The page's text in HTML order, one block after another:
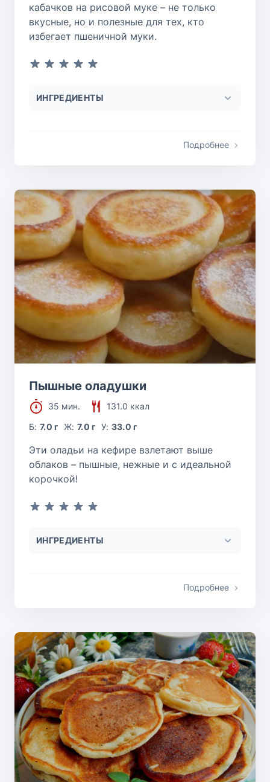
кабачков на рисовой муке – не только
вкусные, но и полезные для тех, кто
избегает пшеничной муки.
ИНГРЕДИЕНТЫ
Подробнее
Пышные оладушки
35 мин.
131.0 ккал
Б:7.0 г Ж: 7.0 г У: 33.0 г
Эти оладьи на кефире взлетают выше
облаков – пышные, нежные и с идеальной
корочкой!
ИНГРЕДИЕНТЫ
Подробнее